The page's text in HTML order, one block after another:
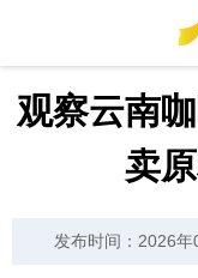
观察云南
卖
发布时间：2026